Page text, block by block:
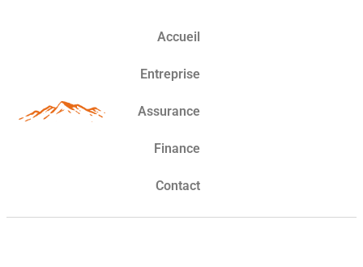
Accueil
Entreprise
Assurance
Finance
Contact